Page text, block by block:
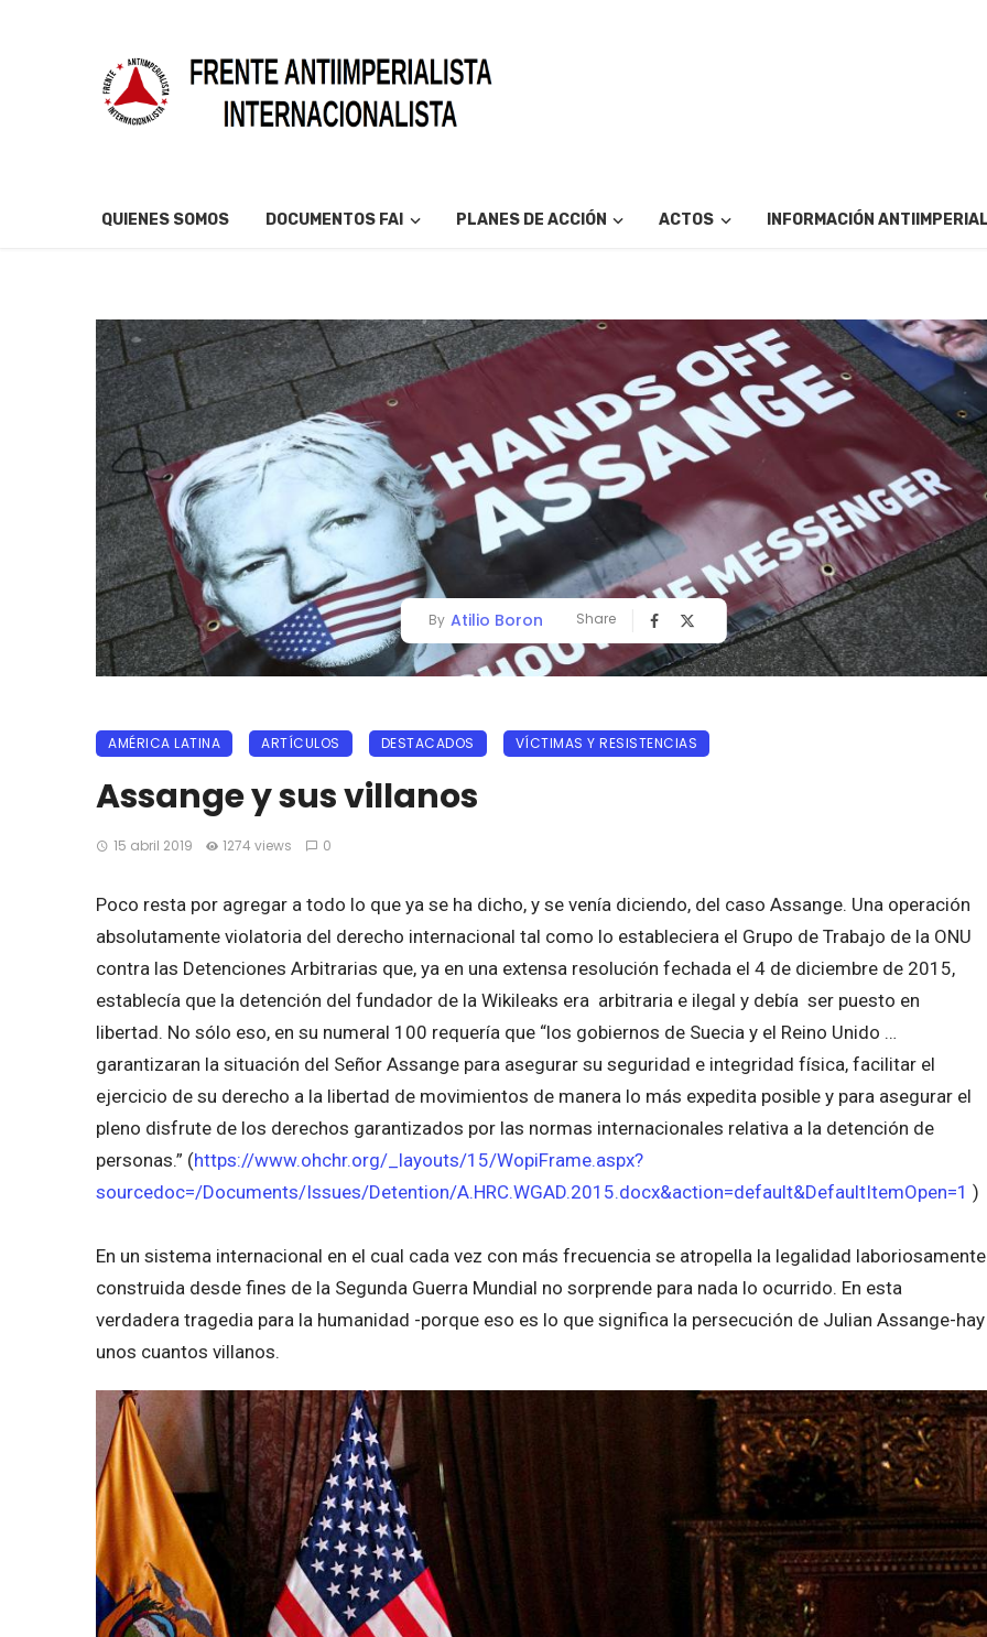
QUIENES SOMOS DOCUMENTOS FAI PLANES DE ACCIÓN ACTOS INFORMACIÓN
By Atilio Boron Share
AMÉRICA LATINA ARTÍCULOS DESTACADOS VÍCTIMAS Y RESISTENCIAS
Assange y sus villanos
15 abril 2019 1274 views 0
Poco resta por agregar a todo lo que ya se ha dicho, y se venía diciendo, del caso Assange. Una operación
absolutamente violatoria del derecho internacional tal como lo estableciera el Grupo de Trabajo de la ONU
contra las Detenciones Arbitrarias que, ya en una extensa resolución fechada el 4 de diciembre de 2015,
establecía que la detención del fundador de la Wikileaks era arbitraria e ilegal y debía ser puesto en
libertad. No sólo eso, en su numeral 100 requería que “los gobiernos de Suecia y el Reino Unido …
garantizaran la situación del Señor Assange para asegurar su seguridad e integridad física, facilitar el
ejercicio de su derecho a la libertad de movimientos de manera lo más expedita posible y para asegurar el
pleno disfrute de los derechos garantizados por las normas internacionales relativa a la detención de
personas.” (https://www.ohchr.org/_layouts/15/WopiFrame.aspx?
sourcedoc=/Documents/Issues/Detention/A.HRC.WGAD.2015.docx&action=default&DefaultItemOpen=1 )
En un sistema internacional en el cual cada vez con más frecuencia se atropella la legalidad laboriosamente
construida desde fines de la Segunda Guerra Mundial no sorprende para nada lo ocurrido. En esta
verdadera tragedia para la humanidad -porque eso es lo que significa la persecución de Julian Assange-hay
unos cuantos villanos.